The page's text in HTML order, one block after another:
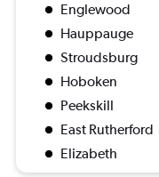
Englewood
Hauppauge
Stroudsburg
Hoboken
Peekskill
East Rutherford
Elizabeth